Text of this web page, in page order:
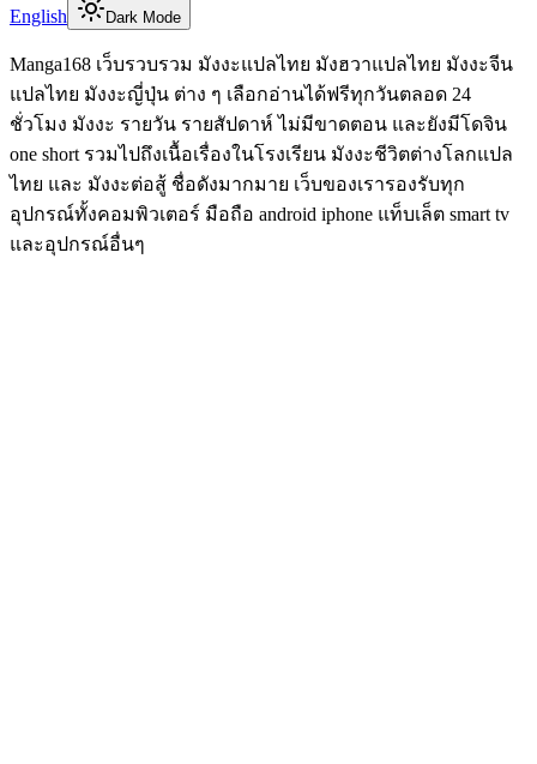
English Dark Mode
Manga168 เว็บรวบรวม มังงะแปลไทย มังฮวาแปลไทย มังงะจีน
แปลไทย มังงะญี่ปุ่น ต่าง ๆ เลือกอ่านได้ฟรีทุกวันตลอด 24
ชั่วโมง มังงะ รายวัน รายสัปดาห์ ไม่มีขาดตอน และยังมีโดจิน
one short รวมไปถึงเนื้อเรื่องในโรงเรียน มังงะชีวิตต่างโลกแปล
ไทย และ มังงะต่อสู้ ชื่อดังมากมาย เว็บของเรารองรับทุก
อุปกรณ์ทั้งคอมพิวเตอร์ มือถือ android iphone แท็บเล็ต smart tv
และอุปกรณ์อื่นๆ